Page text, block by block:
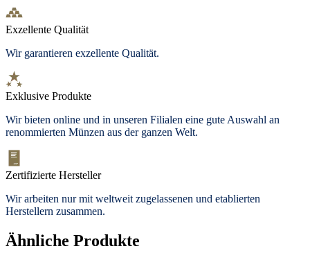
Exzellente Qualität
Wir garantieren exzellente Qualität.
Exklusive Produkte
Wir bieten online und in unseren Filialen eine gute Auswahl an
renommierten Münzen aus der ganzen Welt.
Zertifizierte Hersteller
Wir arbeiten nur mit weltweit zugelassenen und etablierten
Herstellern zusammen.
Ähnliche Produkte